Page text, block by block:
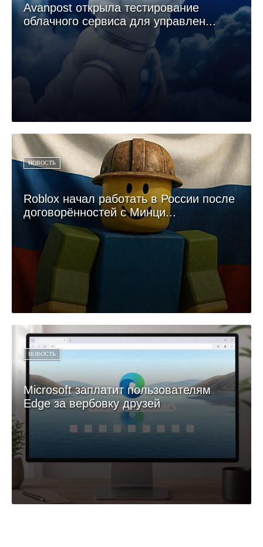
Avanpost открыла тестирование
облачного сервиса для управлен...
НОВОСТЬ
Roblox начал работать в России после
договорённостей с Минци...
НОВОСТЬ
Microsoft заплатит пользователям
Edge за вербовку друзей